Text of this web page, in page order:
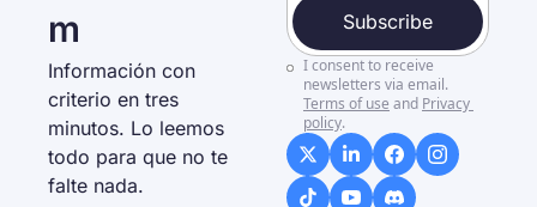
m
Información con
criterio en tres
minutos. Lo leemos
todo para que no te
falte nada.
Subscribe
I consent to receive
newsletters via email.
Terms of use and Privacy
policy.